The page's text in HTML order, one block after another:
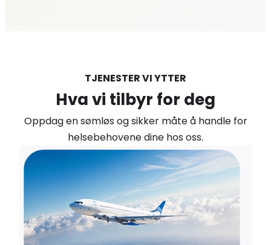
TJENESTER VI YTTER
Hva vi tilbyr for deg
Oppdag en sømløs og sikker måte å handle for
helsebehovene dine hos oss.